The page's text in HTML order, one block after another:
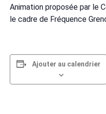
Animation proposée par le
le cadre de Fréquence
Ajouter au calendrier